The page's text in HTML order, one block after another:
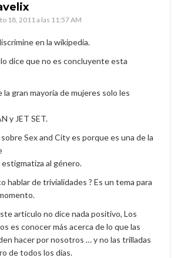
18, 2011 a las 11:57 AM
en la wikipedia.
dice que no es concluyente esta
gran mayoría de mujeres solo les
y JET SET.
Sex and City es porque es una de la
al género.
hablar de trivialidades ? Es un tema para
articulo no dice nada positivo, Los
es conocer más acerca de lo que las
hacer por nosotros … y no las trilladas
de todos los días.